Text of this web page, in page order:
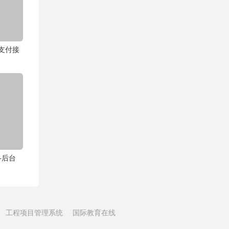
付接
台
工程项目管理系统 国际教育在线